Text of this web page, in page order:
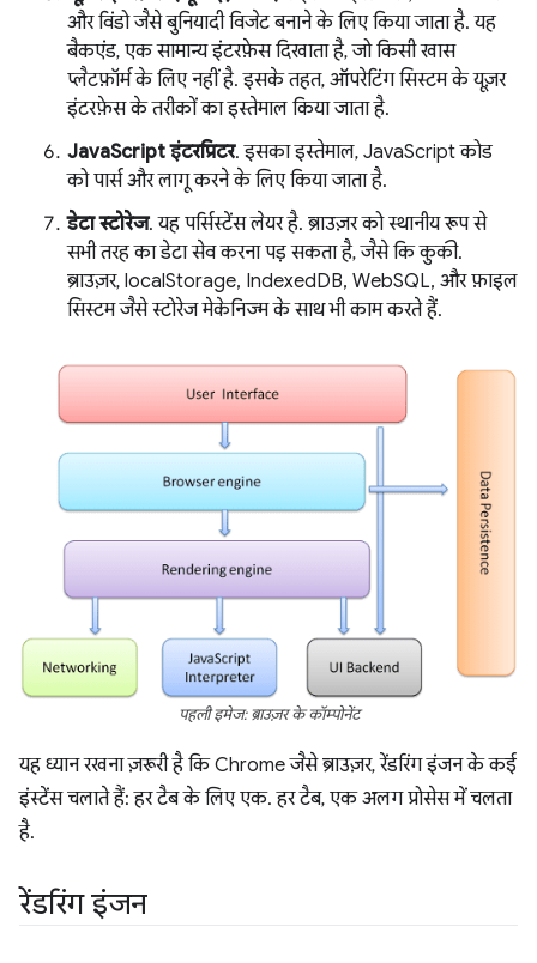
और विंडो जैसे बुनियादी विजेट बनाने के लिए किया जाता है. यह
बैकएंड, एक सामान्य इंटरफ़ेस दिखाता है, जो किसी खास
प्लैटफ़ॉर्म के लिए नहीं है. इसके तहत, ऑपरेटिंग सिस्टम के यूज़र
इंटरफ़ेस के तरीकों का इस्तेमाल किया जाता है.
JavaScript इंटरप्रिटर. इसका इस्तेमाल, JavaScript कोड
को पार्स और लागू करने के लिए किया जाता है.
डेटा स्टोरेज. यह पर्सिस्टेंस लेयर है. ब्राउज़र को स्थानीय रूप से
सभी तरह का डेटा सेव करना पड़ सकता है, जैसे कि कुकी.
ब्राउज़र, localStorage, IndexedDB, WebSQL, और फ़ाइल
सिस्टम जैसे स्टोरेज मेकेनिज्म के साथ भी काम करते हैं.
पहली इमेज: ब्राउज़र के कॉम्पोनेंट
यह ध्यान रखना ज़रूरी है कि Chrome जैसे ब्राउज़र, रेंडरिंग इंजन के कई
इंस्टेंस चलाते हैं: हर टैब के लिए एक. हर टैब, एक अलग प्रोसेस में चलता
है.
रेंडरिंग इंजन